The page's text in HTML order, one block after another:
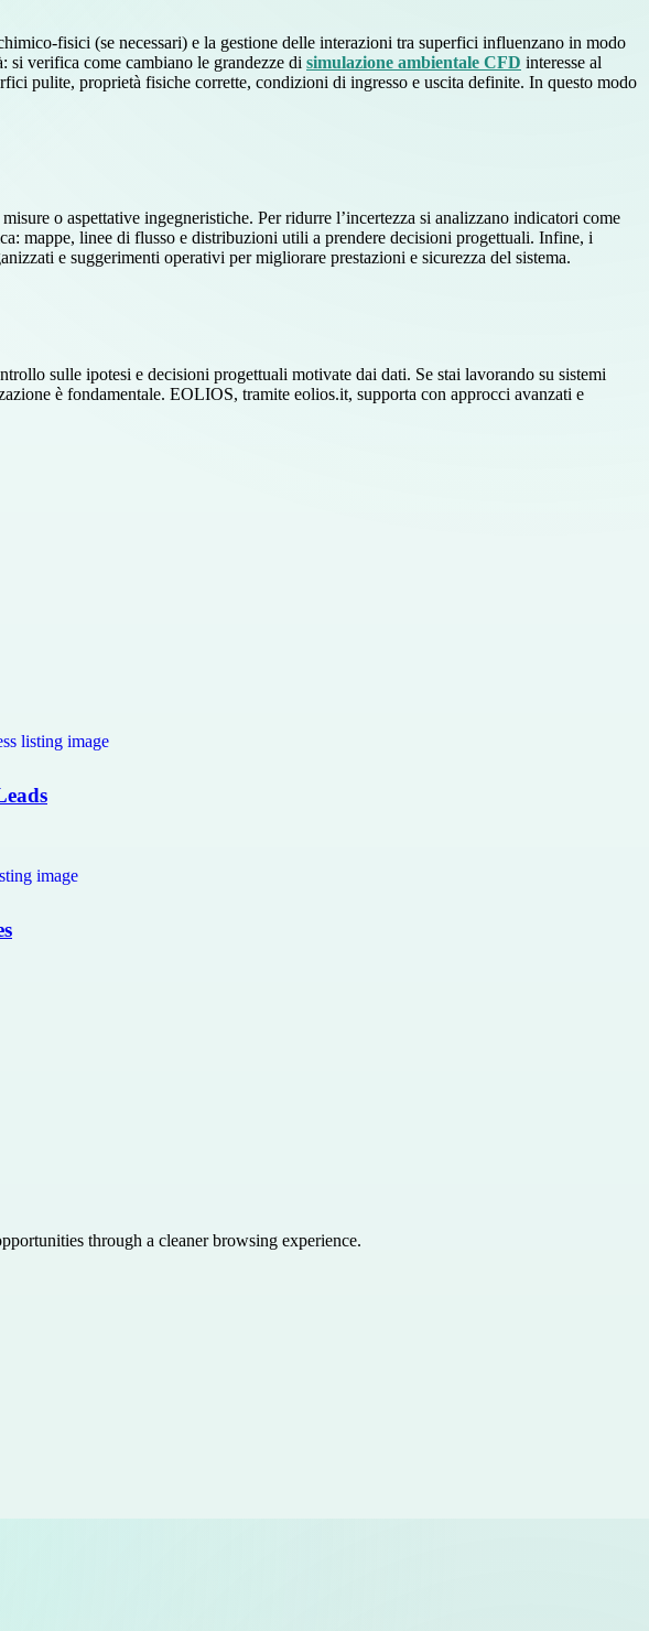
fisici (se necessari) e la gestione delle interazioni tra superfici influenzano in modo
si verifica come cambiano le grandezze di simulazione ambientale CFD interesse al
pulite, proprietà fisiche corrette, condizioni di ingresso e uscita definite. In questo modo
o aspettative ingegneristiche. Per ridurre l’incertezza si analizzano indicatori come
mappe, linee di flusso e distribuzioni utili a prendere decisioni progettuali. Infine, i
e suggerimenti operativi per migliorare prestazioni e sicurezza del sistema.
sulle ipotesi e decisioni progettuali motivate dai dati. Se stai lavorando su sistemi
è fondamentale. EOLIOS, tramite eolios.it, supporta con approcci avanzati e
through a cleaner browsing experience.